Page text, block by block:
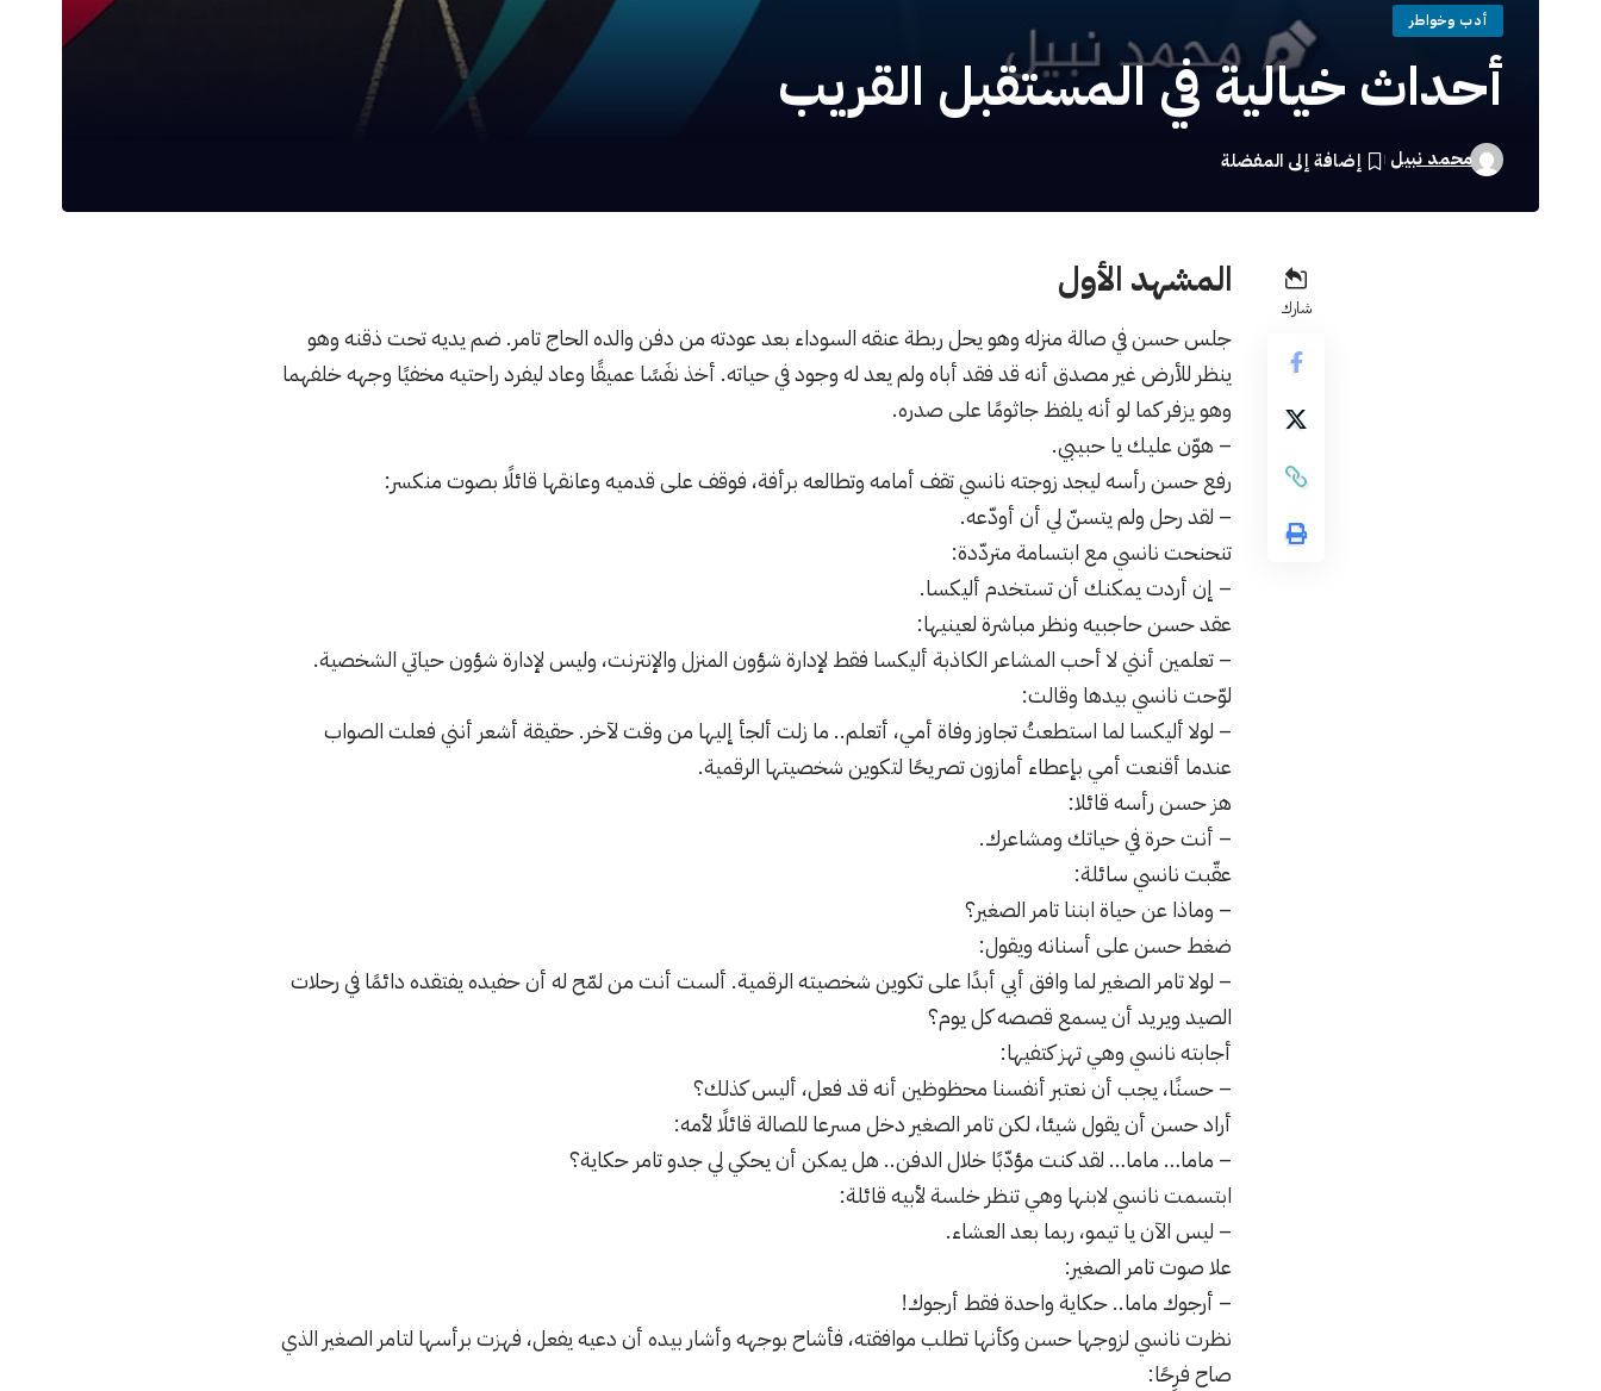
أدب وخواطر
أحداث خيالية في المستقبل القريب
محمد نبيل
شارك
المشهد الأول
جلس حسن في صالة منزله وهو يحل ربطة عنقه السوداء بعد عودته من دفن والده الحاج تامر. ضم يديه تحت ذقنه وهو
ينظر للأرض غير مصدق أنه قد فقد أباه ولم يعد له وجود في حياته. أخذ نفَسًا عميقًا وعاد ليفرد راحتيه مخفيًا وجهه خلفهما
وهو يزفر كما لو أنه يلفظ جاثومًا على صدره.
– هوّن عليك يا حبيبي.
رفع حسن رأسه ليجد زوجته نانسي تقف أمامه وتطالعه برأفة، فوقف على قدميه وعانقها قائلًا بصوت منكسر:
– لقد رحل ولم يتسنّ لي أن أودّعه.
تنحنحت نانسي مع ابتسامة متردّدة:
– إن أردت يمكنك أن تستخدم أليكسا.
عقد حسن حاجبيه ونظر مباشرة لعينيها:
– تعلمين أنني لا أحب المشاعر الكاذبة أليكسا فقط لإدارة شؤون المنزل والإنترنت، وليس لإدارة شؤون حياتي الشخصية.
لوّحت نانسي بيدها وقالت:
– لولا أليكسا لما استطعتُ تجاوز وفاة أمي، أتعلم.. ما زلت ألجأ إليها من وقت لآخر. حقيقة أشعر أنني فعلت الصواب
عندما أقنعت أمي بإعطاء أمازون تصريحًا لتكوين شخصيتها الرقمية.
هز حسن رأسه قائلا:
– أنت حرة في حياتك ومشاعرك.
عقّبت نانسي سائلة:
– وماذا عن حياة ابننا تامر الصغير؟
ضغط حسن على أسنانه ويقول:
– لولا تامر الصغير لما وافق أبي أبدًا على تكوين شخصيته الرقمية. ألست أنت من لمّح له أن حفيده يفتقده دائمًا في رحلات
الصيد ويريد أن يسمع قصصه كل يوم؟
أجابته نانسي وهي تهز كتفيها:
– حسنًا، يجب أن نعتبر أنفسنا محظوظين أنه قد فعل، أليس كذلك؟
أراد حسن أن يقول شيئا، لكن تامر الصغير دخل مسرعا للصالة قائلًا لأمه:
– ماما… ماما… لقد كنت مؤدّبًا خلال الدفن.. هل يمكن أن يحكي لي جدو تامر حكاية؟
ابتسمت نانسي لابنها وهي تنظر خلسة لأبيه قائلة:
– ليس الآن يا تيمو، ربما بعد العشاء.
علا صوت تامر الصغير:
– أرجوك ماما.. حكاية واحدة فقط أرجوك!
نظرت نانسي لزوجها حسن وكأنها تطلب موافقته، فأشاح بوجهه وأشار بيده أن دعيه يفعل، فهزت برأسها لتامر الصغير الذي
صاح فرِحًا: